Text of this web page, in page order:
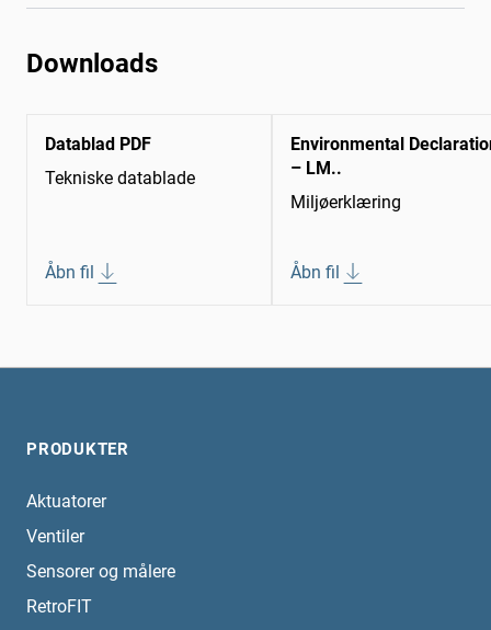
Downloads
Datablad PDF
Tekniske datablade
Åbn fil
Environmental
– LM..
Miljøerklæring
Åbn fil
PRODUKTER
Aktuatorer
Ventiler
Sensorer og målere
RetroFIT